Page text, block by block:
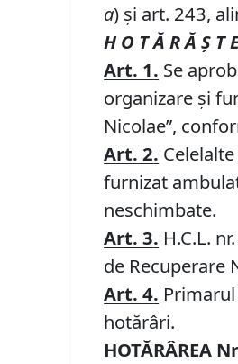
a) și art. 243,
H O T Ă R Ă Ş T
Art. 1. Se
organizare şi
Nicolae”,
Art. 2.
furnizat
neschimbate.
Art. 3. H.C.L.
de Recuperare
Art. 4.
hotărâri.
HOTĂRÂREA